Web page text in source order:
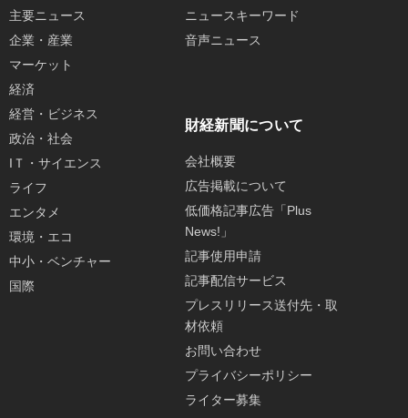
主要ニュース
企業・産業
マーケット
経済
経営・ビジネス
政治・社会
IＴ・サイエンス
ライフ
エンタメ
環境・エコ
中小・ベンチャー
国際
ニュースキーワード
音声ニュース
財経新聞について
会社概要
広告掲載について
低価格記事広告「Plus
News!」
記事使用申請
記事配信サービス
プレスリリース送付先・取
材依頼
お問い合わせ
プライバシーポリシー
ライター募集